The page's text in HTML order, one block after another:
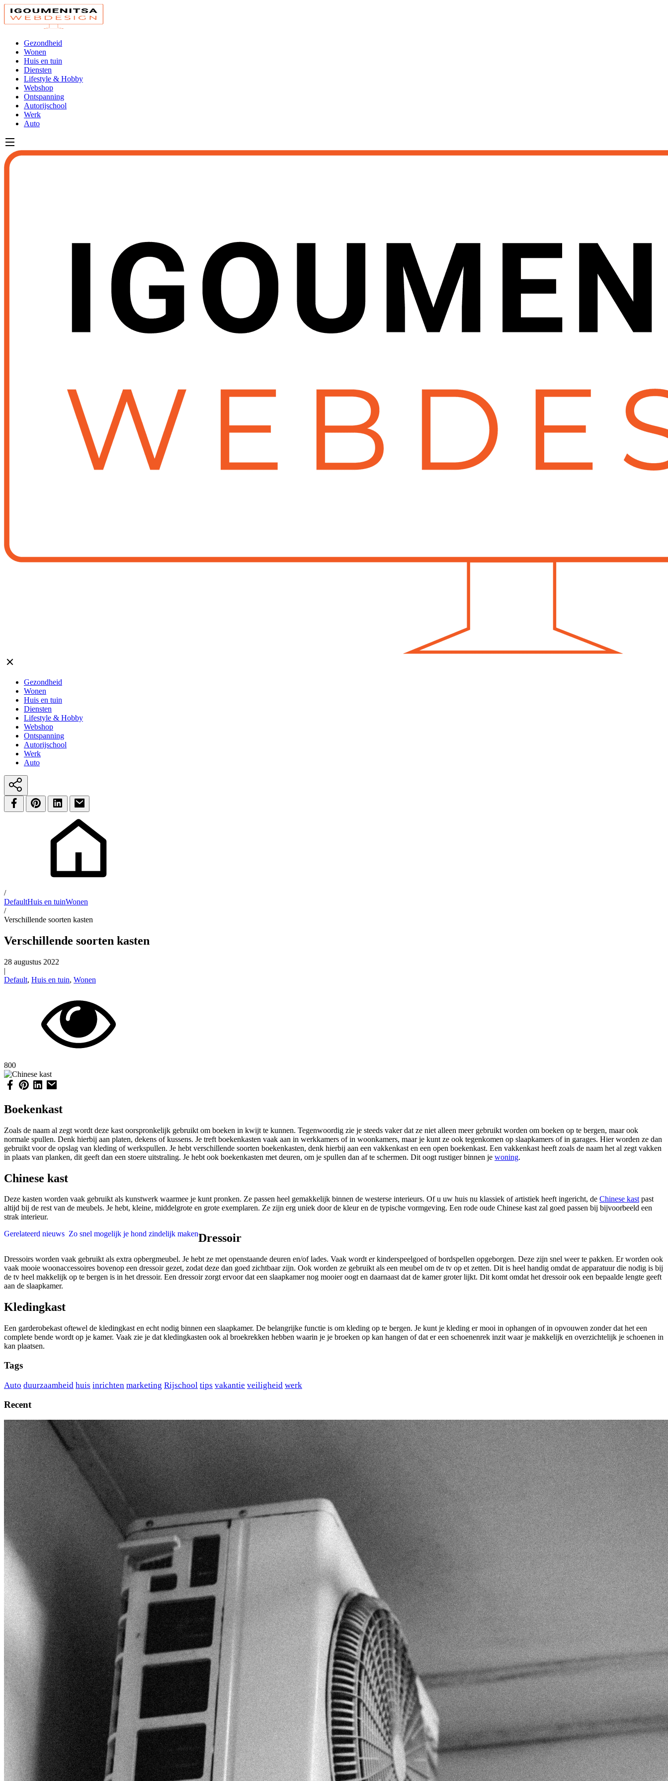
Gezondheid
Wonen
Huis en tuin
Diensten
Lifestyle & Hobby
Webshop
Ontspanning
Autorijschool
Werk
Auto
Gezondheid
Wonen
Huis en tuin
Diensten
Lifestyle & Hobby
Webshop
Ontspanning
Autorijschool
Werk
Auto
/
DefaultHuis en tuinWonen
/
Verschillende soorten kasten
Verschillende soorten kasten
28 augustus 2022
|
Default, Huis en tuin, Wonen
800
Boekenkast
Zoals de naam al zegt wordt deze kast oorspronkelijk gebruikt om boeken in kwijt te kunnen. Tegenwoordig zie je steeds vaker dat ze niet alleen meer gebruikt worden om boeken op te bergen, maar ook
normale spullen. Denk hierbij aan platen, dekens of kussens. Je treft boekenkasten vaak aan in werkkamers of in woonkamers, maar je kunt ze ook tegenkomen op slaapkamers of in garages. Hier worden ze dan
gebruikt voor de opslag van kleding of werkspullen. Je hebt verschillende soorten boekenkasten, denk hierbij aan een vakkenkast en een open boekenkast. Een vakkenkast heeft zoals de naam het al zegt vakken
in plaats van planken, dit geeft dan een stoere uitstraling. Je hebt ook boekenkasten met deuren, om je spullen dan af te schermen. Dit oogt rustiger binnen je woning.
Chinese kast
Deze kasten worden vaak gebruikt als kunstwerk waarmee je kunt pronken. Ze passen heel gemakkelijk binnen de westerse interieurs. Of u uw huis nu klassiek of artistiek heeft ingericht, de Chinese kastpast
altijd bij de rest van de meubels. Je hebt, kleine, middelgrote en grote exemplaren. Ze zijn erg uniek door de kleur en de typische vormgeving. Een rode oude Chinese kast zal goed passen bij bijvoorbeeld een
strak interieur.
Gerelateerd nieuws Zo snel mogelijk je hond zindelijk makenDressoir
Dressoirs worden vaak gebruikt als extra opbergmeubel. Je hebt ze met openstaande deuren en/of lades. Vaak wordt er kinderspeelgoed of bordspellen opgeborgen. Deze zijn snel weer te pakken. Er worden ook
vaak mooie woonaccessoires bovenop een dressoir gezet, zodat deze dan goed zichtbaar zijn. Ook worden ze gebruikt als een meubel om de tv op et zetten. Dit is heel handig omdat de apparatuur die nodig is bij
de tv heel makkelijk op te bergen is in het dressoir. Een dressoir zorgt ervoor dat een slaapkamer nog mooier oogt en daarnaast dat de kamer groter lijkt. Dit komt omdat het dressoir ook een bepaalde lengte geeft
aan de slaapkamer.
Kledingkast
Een garderobekast oftewel de kledingkast en echt nodig binnen een slaapkamer. De belangrijke functie is om kleding op te bergen. Je kunt je kleding er mooi in ophangen of in opvouwen zonder dat het een
complete bende wordt op je kamer. Vaak zie je dat kledingkasten ook al broekrekken hebben waarin je je broeken op kan hangen of dat er een schoenenrek inzit waar je makkelijk en overzichtelijk je schoenen in
kan plaatsen.
Tags
Auto duurzaamheid huis inrichten marketing Rijschool tips vakantie veiligheid werk
Recent